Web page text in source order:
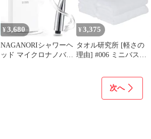
¥3,680
NAGANORIシャワーヘ
ッド マイクロナノバブ
¥ 3,375
タオル研究所 [軽さの
理由] #006 ミニバスタ
りやすい 高速吸水 耐久
性 綿100% 305GSM
次へ